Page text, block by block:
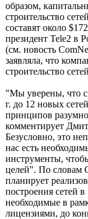
образом,
строительство
составят около
президент Tele2 в
(см. новость
заявляла, что
строительство
"Мы уверены, что
г. до 12 новых
принципов
комментирует
Безусловно, это
нас есть
инструменты,
целей". По словам
планирует
построения сетей
необходимые в
лицензиями, до